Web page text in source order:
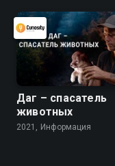
Даг – спасатель
животных
2021, Информация